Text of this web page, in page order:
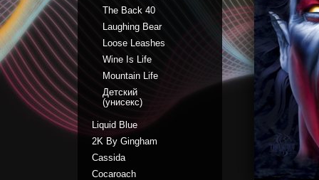
The Back 40
Laughing Bear
Loose Leashes
Wine Is Life
Mountain Life
Детский
(унисекс)
Liquid Blue
2K By Gingham
Cassida
Cocaroach